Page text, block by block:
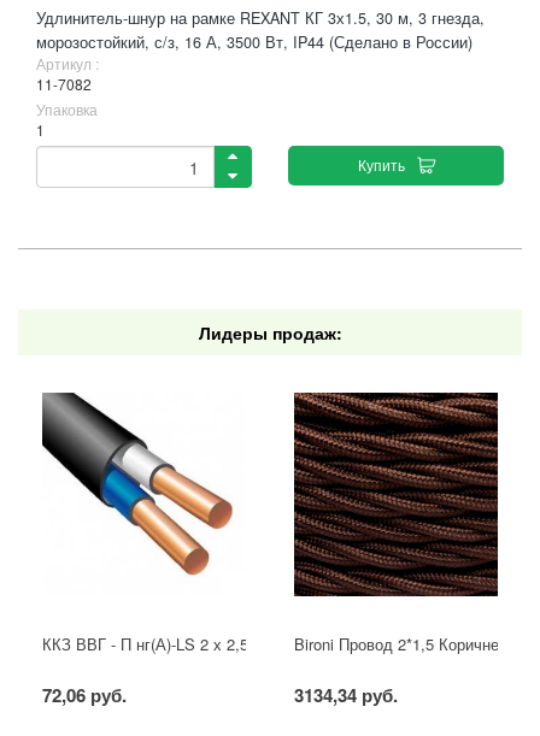
Удлинитель-шнур на рамке REXANT КГ 3х1.5, 30 м, 3 гнезда,
морозостойкий, с/з, 16 А, 3500 Вт, IP44 (Сделано в России)
Артикул :
11-7082
Упаковка
1
Купить
Лидеры продаж:
ККЗ ВВГ - П нг(А)-LS 2 х 2,5 ГОСТ
72,06 руб.
Bironi Провод 2*1,5 Коричневый
3134,34 руб.